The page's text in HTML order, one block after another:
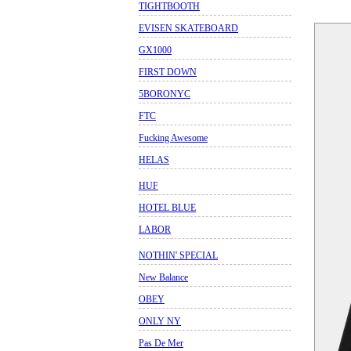
TIGHTBOOTH
EVISEN SKATEBOARD
GX1000
FIRST DOWN
5BORONYC
FTC
Fucking Awesome
HELAS
HUF
HOTEL BLUE
LABOR
NOTHIN' SPECIAL
New Balance
OBEY
ONLY NY
Pas De Mer